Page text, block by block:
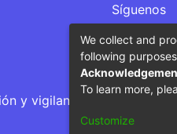
Síguenos
y vigilancia por parte del
We collect and
following
To learn more,
Customize